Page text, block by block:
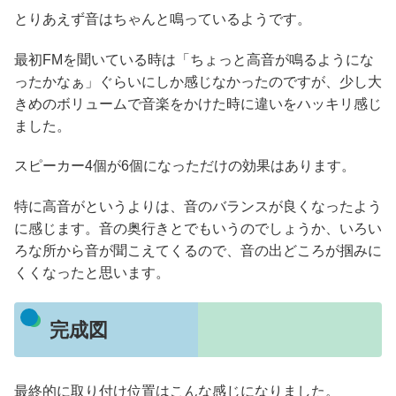
とりあえず音はちゃんと鳴っているようです。
最初FMを聞いている時は「ちょっと高音が鳴るようにな
ったかなぁ」ぐらいにしか感じなかったのですが、少し大
きめのボリュームで音楽をかけた時に違いをハッキリ感じ
ました。
スピーカー4個が6個になっただけの効果はあります。
特に高音がというよりは、音のバランスが良くなったよう
に感じます。音の奥行きとでもいうのでしょうか、いろい
ろな所から音が聞こえてくるので、音の出どころが掴みに
くくなったと思います。
完成図
最終的に取り付け位置はこんな感じになりました。